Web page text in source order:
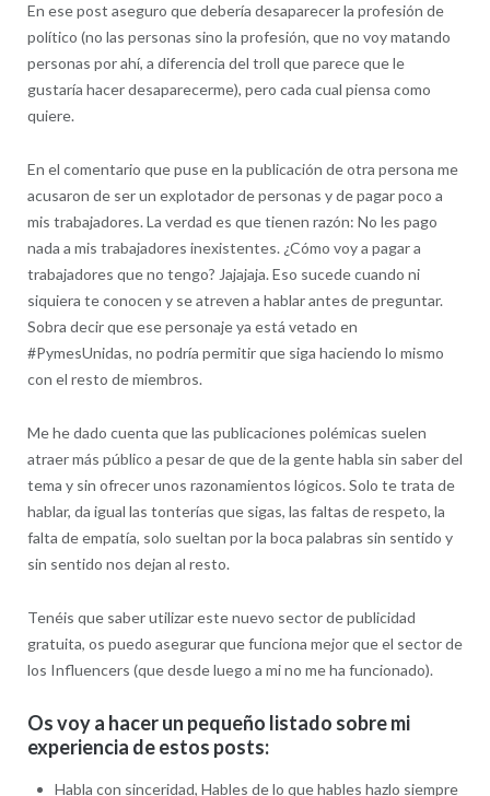
En ese post aseguro que debería desaparecer la profesión de
político (no las personas sino la profesión, que no voy matando
personas por ahí, a diferencia del troll que parece que le
gustaría hacer desaparecerme), pero cada cual piensa como
quiere.
En el comentario que puse en la publicación de otra persona me
acusaron de ser un explotador de personas y de pagar poco a
mis trabajadores. La verdad es que tienen razón: No les pago
nada a mis trabajadores inexistentes. ¿Cómo voy a pagar a
trabajadores que no tengo? Jajajaja. Eso sucede cuando ni
siquiera te conocen y se atreven a hablar antes de preguntar.
Sobra decir que ese personaje ya está vetado en
#PymesUnidas, no podría permitir que siga haciendo lo mismo
con el resto de miembros.
Me he dado cuenta que las publicaciones polémicas suelen
atraer más público a pesar de que de la gente habla sin saber del
tema y sin ofrecer unos razonamientos lógicos. Solo te trata de
hablar, da igual las tonterías que sigas, las faltas de respeto, la
falta de empatía, solo sueltan por la boca palabras sin sentido y
sin sentido nos dejan al resto.
Tenéis que saber utilizar este nuevo sector de publicidad
gratuita, os puedo asegurar que funciona mejor que el sector de
los Influencers (que desde luego a mi no me ha funcionado).
Os voy a hacer un pequeño listado sobre mi
experiencia de estos posts:
Habla con sinceridad, Hables de lo que hables hazlo siempre